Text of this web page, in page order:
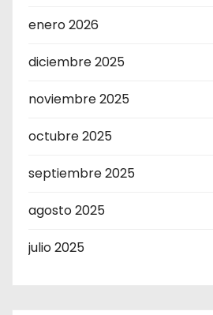
enero 2026
diciembre 2025
noviembre 2025
octubre 2025
septiembre 2025
agosto 2025
julio 2025